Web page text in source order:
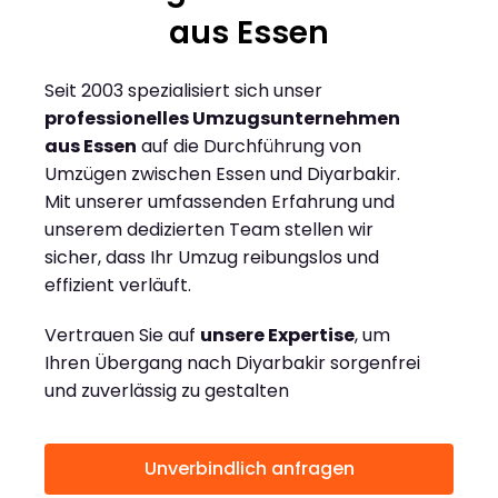
aus Essen
Seit 2003 spezialisiert sich unser
professionelles Umzugsunternehmen
aus Essen auf die Durchführung von
Umzügen zwischen Essen und Diyarbakir.
Mit unserer umfassenden Erfahrung und
unserem dedizierten Team stellen wir
sicher, dass Ihr Umzug reibungslos und
effizient verläuft.
Vertrauen Sie auf unsere Expertise, um
Ihren Übergang nach Diyarbakir sorgenfrei
und zuverlässig zu gestalten
Unverbindlich anfragen